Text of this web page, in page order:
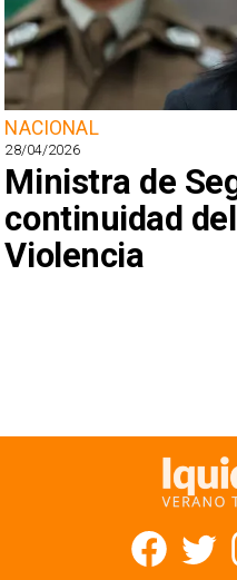
NACIONAL
28/04/2026
Ministra de
continuidad
Violencia